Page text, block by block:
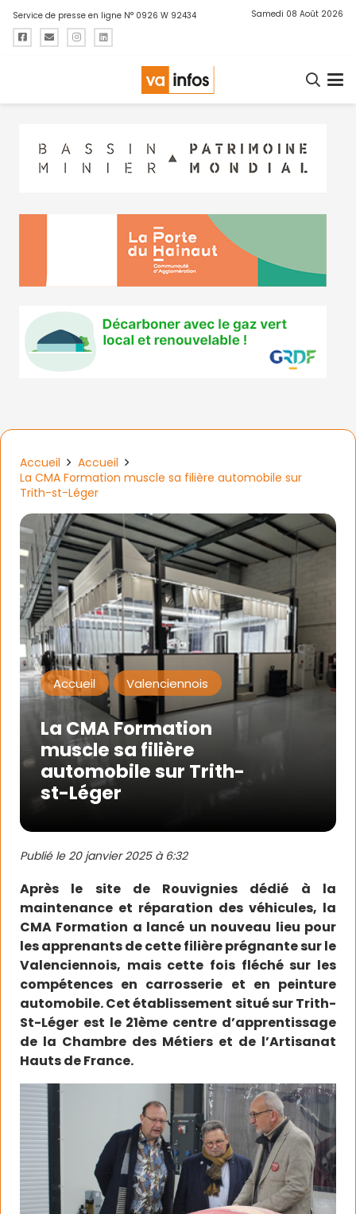
Service de presse en ligne N° 0926 W 92434 Samedi 08 Août 2026
Accueil
Accueil
La CMA Formation muscle sa filière automobile sur
Trith-st-Léger
Accueil Valenciennois
La CMA Formation
muscle sa filière
automobile sur Trith-
st-Léger
Publié le20 janvier 2025 à 6:32
Après le site de Rouvignies dédié à la
maintenance et réparation des véhicules, la
CMA Formation a lancé un nouveau lieu pour
les apprenants de cette filière prégnante sur le
Valenciennois, mais cette fois fléché sur les
compétences en carrosserie et en peinture
automobile. Cet établissement situé sur Trith-
St-Léger est le 21ème centre d’apprentissage
de la Chambre des Métiers et de l’Artisanat
Hauts de France.